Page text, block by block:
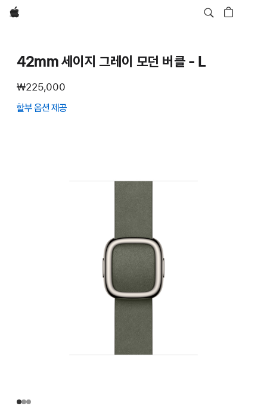
Apple
42mm 세이지 그레이 모던 버클 - L
₩225,000
할부 옵션 제공